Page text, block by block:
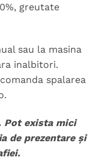
greutate
sau la masina
inalbitori.
spalarea
Pot exista mici
de prezentare și